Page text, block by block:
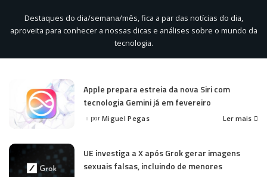
Destaques do dia/semana/mês, fica a par das notícias do dia,
aproveita para conhecer a nossas dicas e análises sobre o mundo da
tecnologia.
Apple prepara estreia da nova Siri com
tecnologia Gemini já em fevereiro
Posted
por Miguel Pegas Ler mais
UE investiga a X após Grok gerar imagens
sexuais falsas, incluindo de menores